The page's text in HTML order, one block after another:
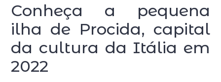
Conheça a pequena
ilha de Procida, capital
da cultura da Itália em
2022